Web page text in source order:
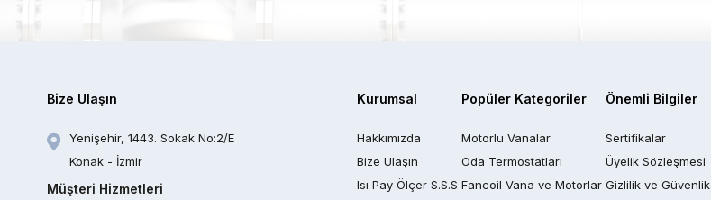
Bize Ulaşın
Yenişehir, 1443. Sokak No:2/E
Konak - İzmir
Müşteri Hizmetleri
Kurumsal
Hakkımızda
Bize Ulaşın
Isı Pay Ölçer S.S.S
Popüler Kategoriler
Motorlu Vanalar
Oda Termostatları
Fancoil Vana ve Motorlar
Önemli Bilgiler
Sertifikalar
Üyelik Sözleşmesi
Gizlilik ve Güvenlik